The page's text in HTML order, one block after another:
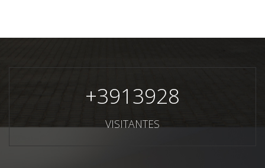
+3913928
VISITANTES